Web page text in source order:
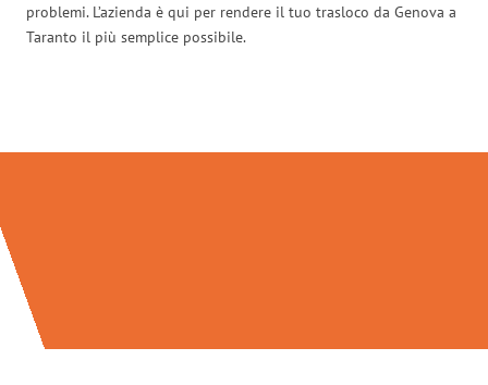
problemi. L’azienda è qui per rendere il tuo trasloco da Genova a
Taranto il più semplice possibile.